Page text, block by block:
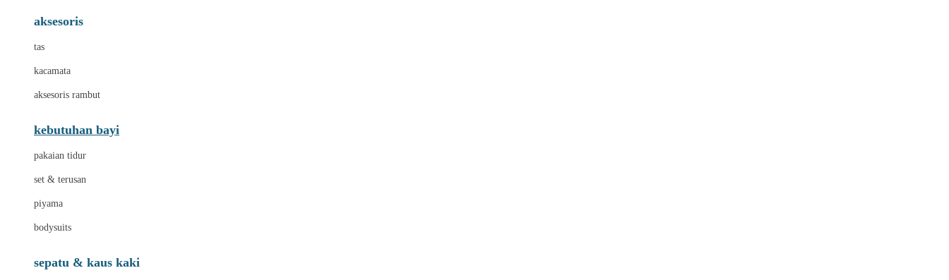
aksesoris
tas
kacamata
aksesoris rambut
kebutuhan bayi
pakaian tidur
set & terusan
piyama
bodysuits
sepatu & kaus kaki